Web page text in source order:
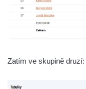
Zatím ve skupině druzí: